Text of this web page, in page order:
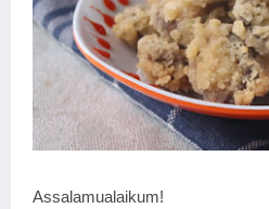
Assalamualaikum!